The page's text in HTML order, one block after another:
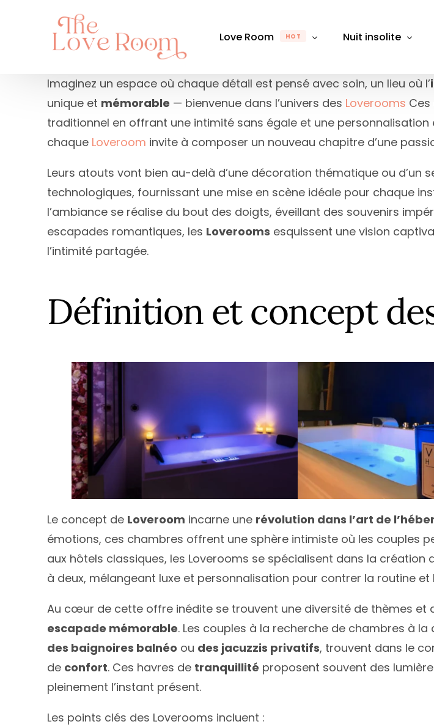
Love Room HOT
Par région
Auvergne-Rhône-Alpes
Centre-Val de Loire
Grand Est
Nouvelle-Aquitaine
Pays de la Loire
Provence-Alpes-Côte d’Azur
Par
Alpes-
Aveyron
Bas-
Charente
Côte-
Tous
Nuit insolite
Par région
Auvergne-
Bourgogne-
Centre-Val de
Grand Est
Nouvelle-
Pays de la Loire
Imaginez un espace où chaque détail est pensé avec soin, un lieu où l’
unique et mémorable — bienvenue dans l’univers des Loverooms Ces
traditionnel en offrant une intimité sans égale et une
chaque Loveroom invite à composer un nouveau chapitre d’une
Leurs atouts vont bien au-delà d’une décoration thématique ou d’un
technologiques, fournissant une mise en scène idéale pour chaque
l’ambiance se réalise du bout des doigts, éveillant des souvenirs
escapades romantiques, les Loverooms esquissent une vision
l’intimité partagée.
Définition et concept
Le concept de Loveroom incarne une révolution dans l’art de
émotions, ces chambres offrent une sphère intimiste où les couples
aux hôtels classiques, les Loverooms se spécialisent dans la
à deux, mélangeant luxe et personnalisation pour contrer la routine et
Au cœur de cette offre inédite se trouvent une diversité de thèmes et
escapade mémorable. Les couples à la recherche de chambres à
des baignoires balnéo ou des jacuzzis privatifs, trouvent dans le
de confort. Ces havres de tranquillité proposent souvent des
pleinement l’instant présent.
Les points clés des Loverooms incluent :